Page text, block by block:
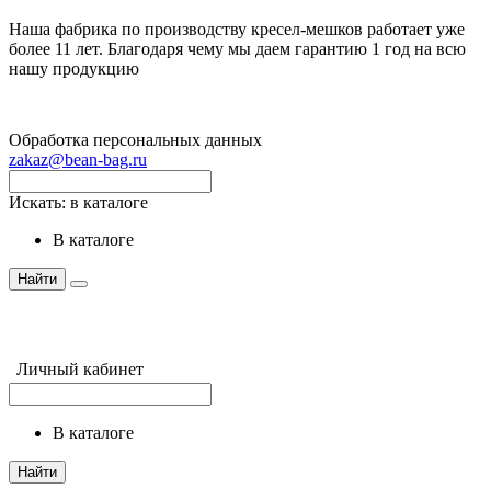
Наша фабрика по производству кресел-мешков работает уже
более 11 лет. Благодаря чему мы даем гарантию 1 год на всю
нашу продукцию
Обработка персональных данных
zakaz@bean-bag.ru
Искать: в каталоге
в каталоге
Найти
Личный кабинет
в каталоге
Найти